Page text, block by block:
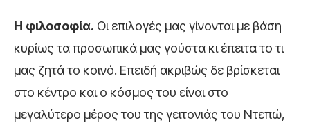
Η φιλοσοφία. Οι επιλογές μας γίνονται με βάση
κυρίως τα προσωπικά μας γούστα κι έπειτα το τι
μας ζητά το κοινό. Επειδή ακριβώς δε βρίσκεται
στο κέντρο και ο κόσμος του είναι στο
μεγαλύτερο μέρος του της γειτονιάς του Ντεπώ,